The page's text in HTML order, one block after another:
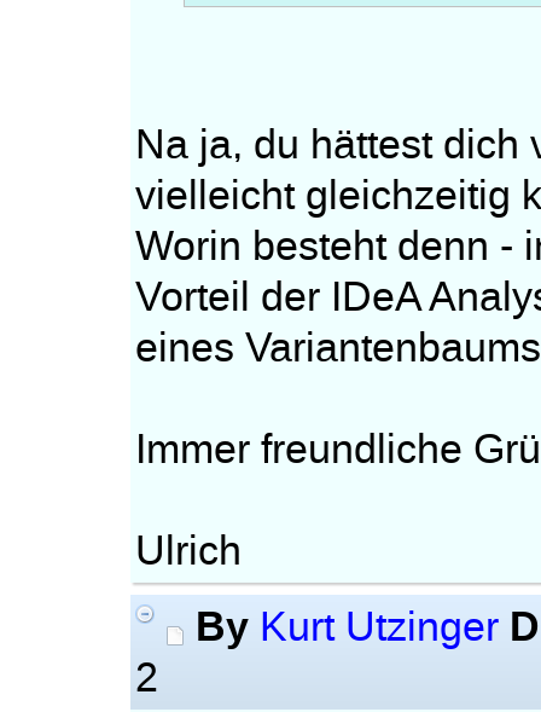
Na ja, du hättest dich
vielleicht gleichzeitig
Worin besteht denn -
Vorteil der IDeA
eines
Immer freundliche
Ulrich
By Kurt Utzinger
2